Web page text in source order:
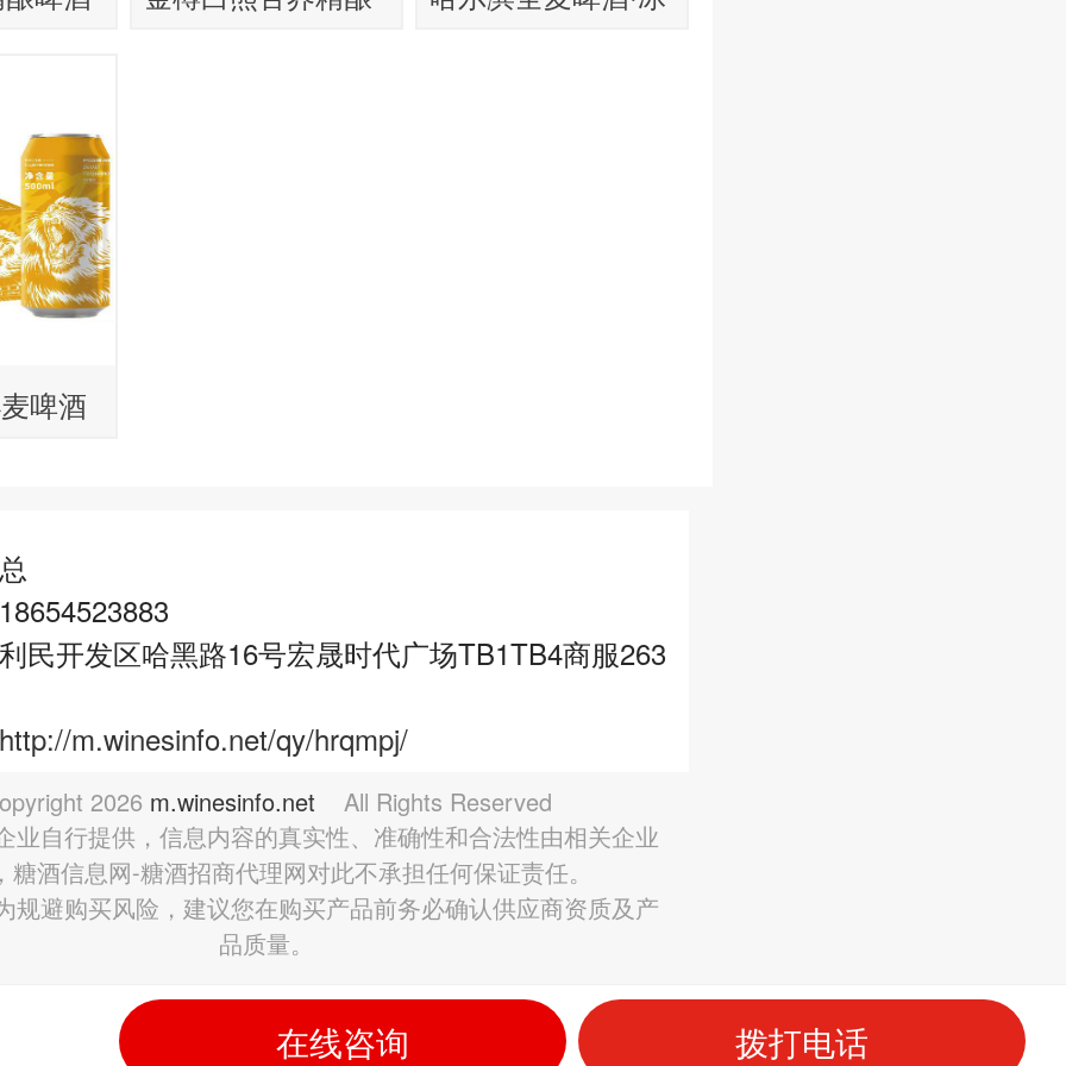
啤酒
民开发区哈黑路16号宏晟时代广场TB1TB4商服263
http://m.winesinfo.net/qy/hrqmpj/
2026 m.winesinfo.net All Rights Reserved
业自行提供，信息内容的真实性、准确性和合法性由相关企业
糖酒信息网-糖酒招商代理网对此不承担任何保证责任。
规避购买风险，建议您在购买产品前务必确认供应商资质及产
品质量。
在线咨询 拨打电话